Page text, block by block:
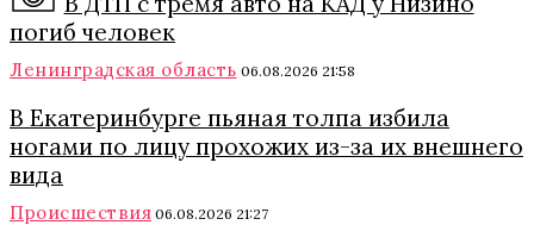
погиб человек
Ленинградская область 06.08.2026 21:58
В Екатеринбурге пьяная толпа избила
ногами по лицу прохожих из-за их внешнего
вида
Происшествия 06.08.2026 21:27